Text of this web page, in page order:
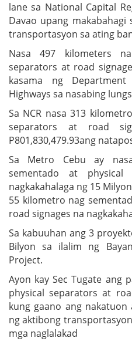
lane sa National Capital
Davao upang
transportasyon sa ating
Nasa 497 kilometers
separators at road
kasama ng
Highways sa nasabing
Sa NCR nasa 313
separators at road
P801,830,479.93ang
Sa Metro Cebu ay
sementado at
nagkakahalaga ng 15
55 kilometro nag
road signages na
Sa kabuuhan ang 3
Bilyon sa ilalim ng
Project.
Ayon kay Sec Tugate ang
physical separators at
kung gaano ang nakatuon
ng aktibong
mga naglalakad